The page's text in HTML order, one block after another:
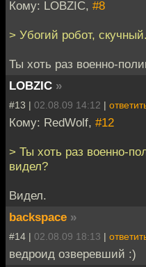
Кому: LOBZIC, #8
> Убогий робот, скучный.
Ты хоть раз военно-
LOBZIC »
#13 | 02.08.09 14:12 |
Кому: RedWolf, #12
> Ты хоть раз военно-
видел?
Видел.
backspace »
#14 | 02.08.09 18:13 |
ведроид озверевший :)